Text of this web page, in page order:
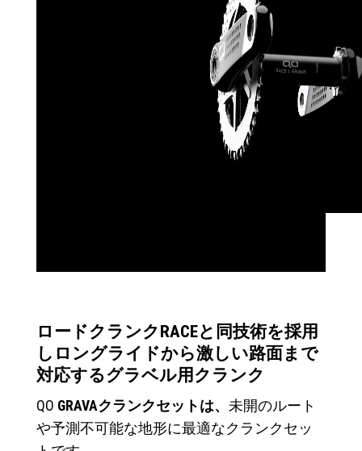
ロードクランクRACEと同技術を採用
しロングライドから激しい路面まで
対応するグラベル用クランク
QO GRAVAクランクセットは、 未開のルート
や予測不可能な地形に最適なクランクセッ